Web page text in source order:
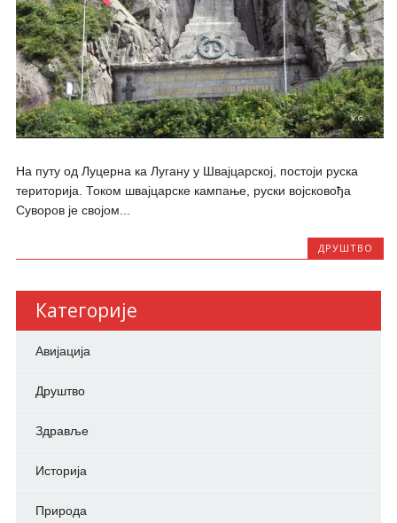
На путу од Луцерна ка Лугану у Швајцарској, постоји руска
територија. Током швајцарске кампање, руски војсковођа
Суворов је својом...
ДРУШТВО
Категорије
Авијација
Друштво
Здравље
Историја
Природа